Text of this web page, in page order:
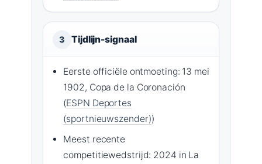
3 Tijdlijn-signaal
Eerste officiële ontmoeting: 13 mei
1902, Copa de la Coronación
(ESPN Deportes
(sportnieuwszender))
Meest recente
competitiewedstrijd: 2024 in La